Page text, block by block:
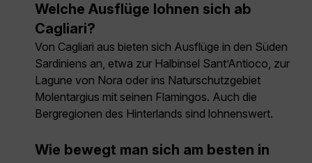
Welche Ausflüge lohnen sich ab
Cagliari?
Von Cagliari aus bieten sich Ausflüge in den Süden
Sardiniens an, etwa zur Halbinsel Sant’Antioco, zur
Lagune von Nora oder ins Naturschutzgebiet
Molentargius mit seinen Flamingos. Auch die
Bergregionen des Hinterlands sind lohnenswert.
Wie bewegt man sich am besten in